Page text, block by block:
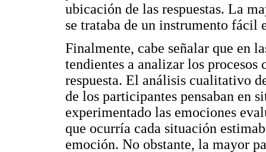
ubicación de las respuestas. La
se trataba de un instrumento fácil
Finalmente, cabe señalar que en
tendientes a analizar los
respuesta. El análisis cualitativo
de los participantes pensaban en
experimentado las emociones
que ocurría cada situación
emoción. No obstante, la mayor